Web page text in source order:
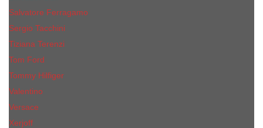
Salvatore Ferragamo
Sergio Tacchini
Tiziana Terenzi
Tom Ford
Tommy Hilfiger
Valentino
Versace
Xerjoff